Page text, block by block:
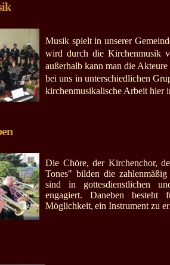
Musik spielt in unserer
wird durch die Kirchenmusik
außerhalb kann man die
bei uns in unterschiedlichen
kirchenmusikalische Arbeit hier
Die Chöre, der Kirchenchor,
Tones" bilden die
sind in gottesdienstlichen
engagiert. Daneben
Möglichkeit, ein Instrument zu